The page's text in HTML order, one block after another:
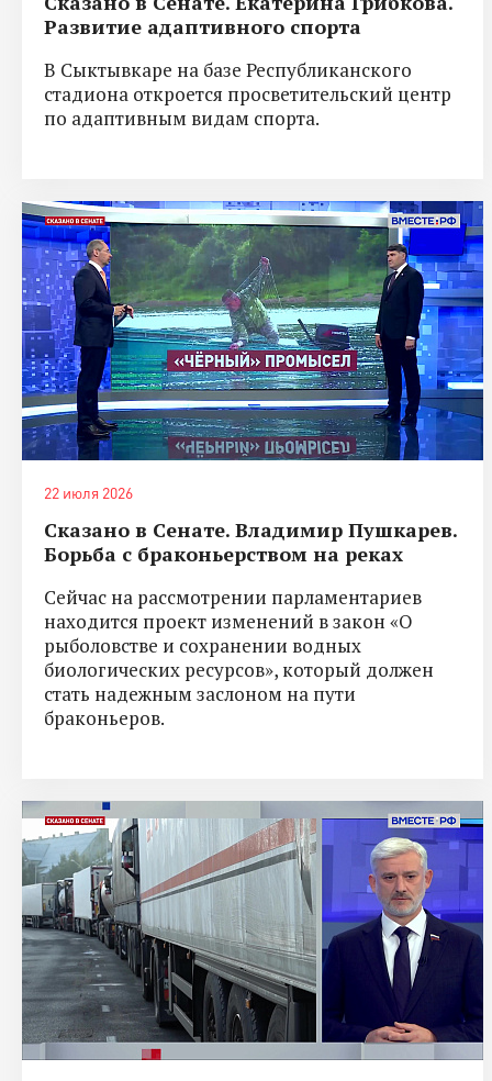
Развитие адаптивного спорта
В Сыктывкаре на базе Республиканского
стадиона откроется просветительский центр
по адаптивным видам спорта.
22 июля 2026
Сказано в Сенате. Владимир Пушкарев.
Борьба с браконьерством на реках
Сейчас на рассмотрении парламентариев
находится проект изменений в закон «О
рыболовстве и сохранении водных
биологических ресурсов», который должен
стать надежным заслоном на пути
браконьеров.